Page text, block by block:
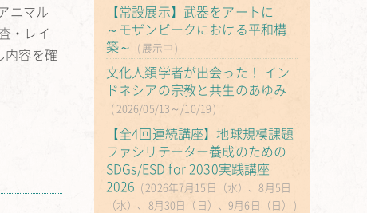
ニマル
・レイ
内容を確
【常設展示】武器をアートに
～モザンビークにおける平和構
築～
展示中
文化人類学者が出会った！ イン
ドネシアの宗教と共生のあゆみ
2026/05/13～/10/19
【全4回連続講座】地球規模課題
ファシリテーター養成のための
SDGs/ESD for 2030実践講座
2026
2026年7月15日（水）、8月5日
（水）、8月30日（日）、9月6日（日）